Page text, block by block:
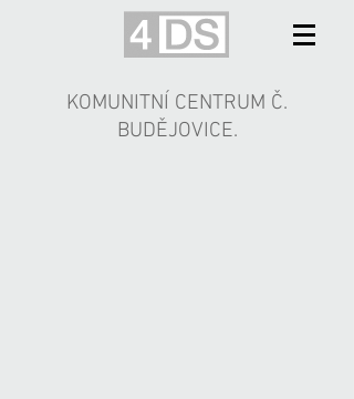
KOMUNITNÍ CENTRUM Č.
BUDĚJOVICE.